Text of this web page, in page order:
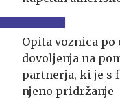
Opita voznica po
dovoljenja na
partnerja, ki je s
njeno pridržanje